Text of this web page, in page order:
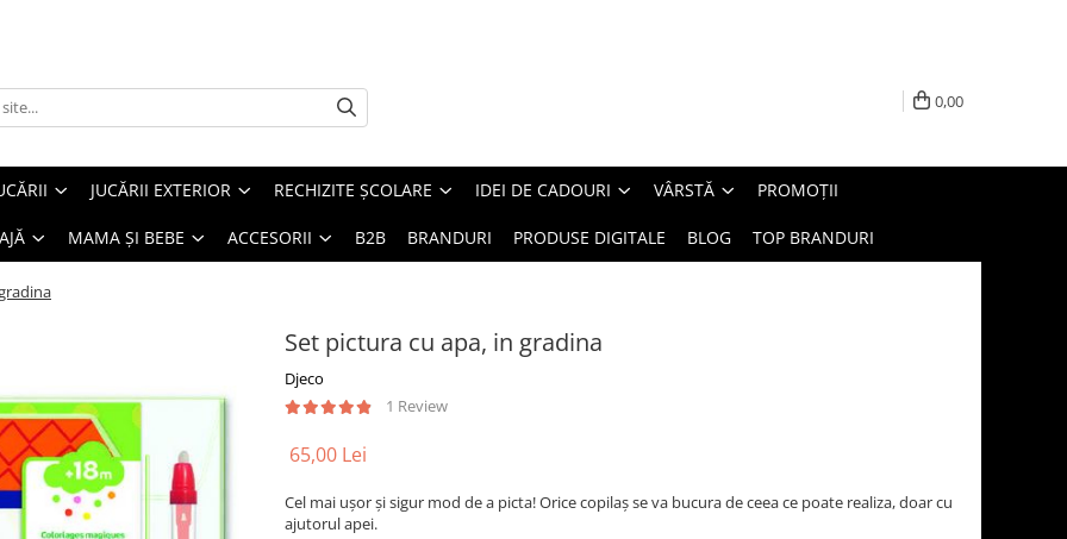
0,00
JUCĂRII EXTERIOR RECHIZITE ȘCOLARE IDEI DE CADOURI VÂRSTĂ PROMOȚII
MAMA ȘI BEBE ACCESORII B2B BRANDURI PRODUSE DIGITALE BLOG TOP BRANDURI
Set pictura cu apa, in gradina
Djeco
1 Review
65,00 Lei
Cel mai ușor și sigur mod de a picta! Orice copilaș se va bucura de ceea ce poate realiza, doar cu
ajutorul apei.